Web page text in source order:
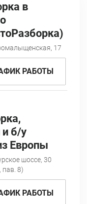
в
17
РАБОТЫ
и б/у
Европы
шоссе, 30
8)
РАБОТЫ